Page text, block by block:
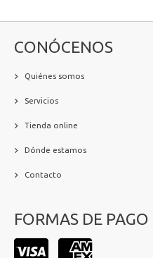
CONÓCENOS
Quiénes somos
Servicios
Tienda online
Dónde estamos
Contacto
FORMAS DE PAGO